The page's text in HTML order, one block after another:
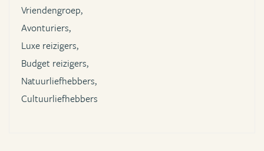
Vriendengroep,
Avonturiers,
Luxe reizigers,
Budget reizigers,
Natuurliefhebbers,
Cultuurliefhebbers